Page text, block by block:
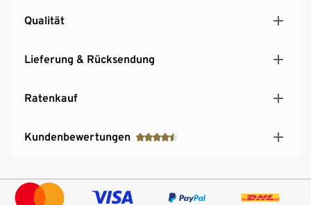
Qualität
Lieferung & Rücksendung
Ratenkauf
Kundenbewertungen